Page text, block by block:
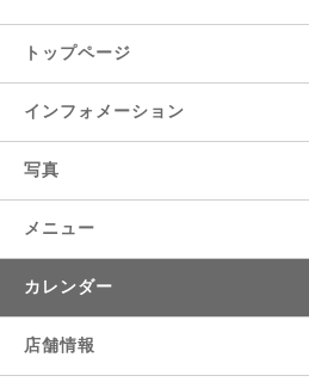
トップページ
インフォメーション
写真
メニュー
カレンダー
店舗情報